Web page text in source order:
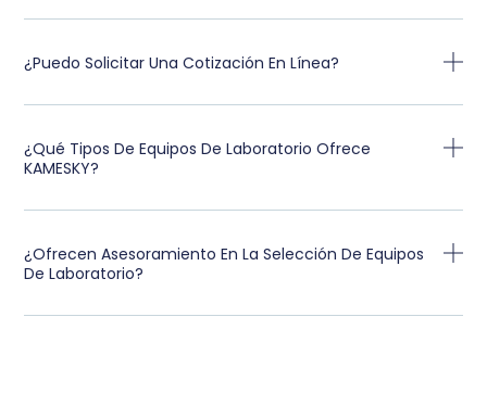
¿Puedo Solicitar Una Cotización En Línea?
¿Qué Tipos De Equipos De Laboratorio Ofrece
KAMESKY?
¿Ofrecen Asesoramiento En La Selección De Equipos
De Laboratorio?